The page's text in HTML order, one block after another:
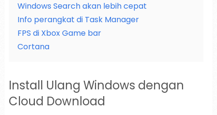
Windows Search akan lebih cepat
Info perangkat di Task Manager
FPS di Xbox Game bar
Cortana
Install Ulang Windows dengan
Cloud Download